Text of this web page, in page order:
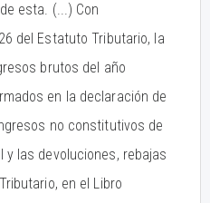
esta. (...) Con
del Estatuto Tributario, la
brutos del año
en la declaración de
no constitutivos de
las devoluciones, rebajas
en el Libro